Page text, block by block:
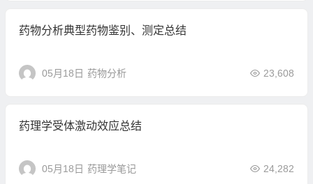
药物分析典型药物鉴别、测定总结
05月18日 药物分析 23,608
药理学受体激动效应总结
05月18日 药理学笔记 24,282